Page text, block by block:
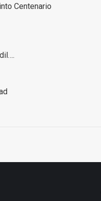
Centenario